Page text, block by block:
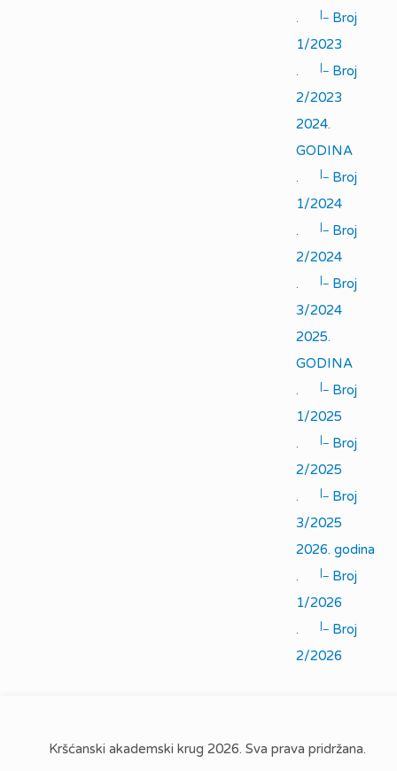
.
|_ Broj
1/2023
.
|_ Broj
2/2023
2024.
GODINA
.
|_ Broj
1/2024
.
|_ Broj
2/2024
.
|_ Broj
3/2024
2025.
GODINA
.
|_ Broj
1/2025
.
|_ Broj
2/2025
.
|_ Broj
3/2025
2026. godina
.
|_ Broj
1/2026
.
|_ Broj
2/2026
Kršćanski akademski krug 2026. Sva prava pridržana.